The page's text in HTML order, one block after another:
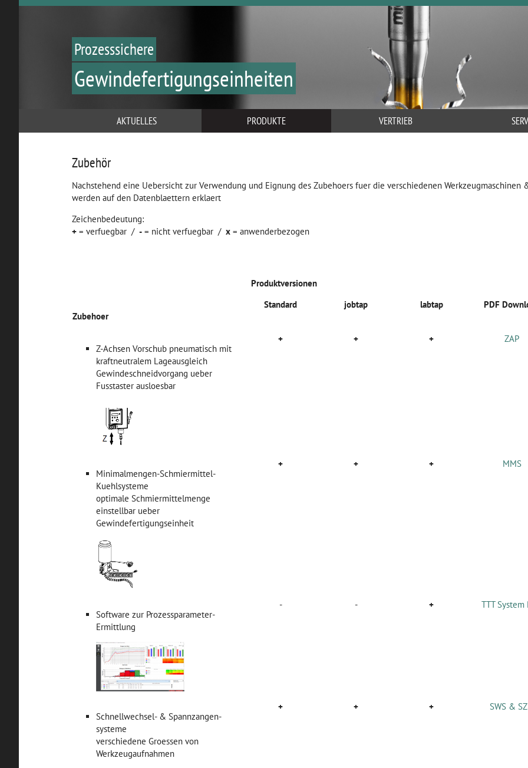
Prozesssichere
Gewindefertigungseinheiten
AKTUELLES PRODUKTE VERTRIEB
Zubehör
Nachstehend eine Uebersicht zur Verwendung und Eignung des Zubehoers fuer die verschiedenen
werden auf den Datenblaettern erklaert
Zeichenbedeutung:
+= verfuegbar / -= nicht verfuegbar / x= anwenderbezogen
Produktversionen
Standard
jobtap labtap
PDF
Zubehoer
Z-Achsen Vorschub pneumatisch mit
kraftneutralem Lageausgleich
Gewindeschneidvorgang ueber
Fusstaster ausloesbar
+ + + ZAP
Minimalmengen-Schmiermittel-
Kuehlsysteme
optimale Schmiermittelmenge
einstellbar ueber
Gewindefertigungseinheit
+ + + MMS
Software zur Prozessparameter-
Ermittlung
- - + TTT System
Schnellwechsel- & Spannzangen-
systeme
verschiedene Groessen von
Werkzeugaufnahmen
+ + + SWS &